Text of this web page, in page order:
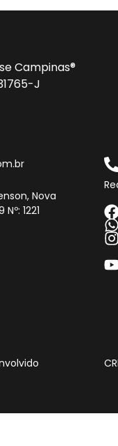
Campinas®
J
Nova
1221